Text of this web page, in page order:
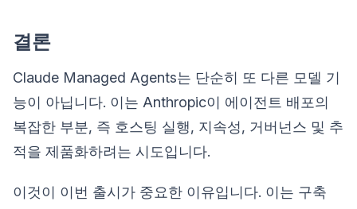
결론
Claude Managed Agents는 단순히 또 다른 모델 기
능이 아닙니다. 이는 Anthropic이 에이전트 배포의
복잡한 부분, 즉 호스팅 실행, 지속성, 거버넌스 및 추
적을 제품화하려는 시도입니다.
이것이 이번 출시가 중요한 이유입니다. 이는 구축